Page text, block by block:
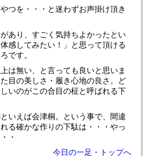
つを・・・と迷わずお声掛け頂き
あり、すごく気持ちよかったとい
感してみたい！」と思って頂ける
です。
は無い、と言っても良いと思いま
目の美しさ・履き心地の良さ。ど
いのがこの合目の柾と呼ばれる下
いえば会津桐。という事で、間違
る確かな作りの下駄は・・・やっ
・
今日の一足・トップへ